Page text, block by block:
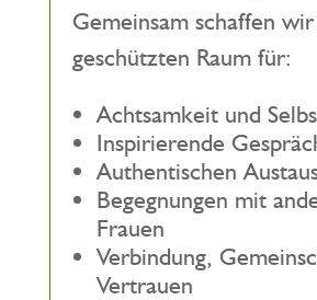
Gemeinsam schaffen
geschützten Raum für:
Achtsamkeit und
Inspirierende
Authentischen
Begegnungen mit
Frauen
Verbindung,
Vertrauen